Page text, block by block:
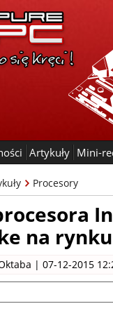
Artykuły Mini-
Procesory
na rynku
| 07-12-2015